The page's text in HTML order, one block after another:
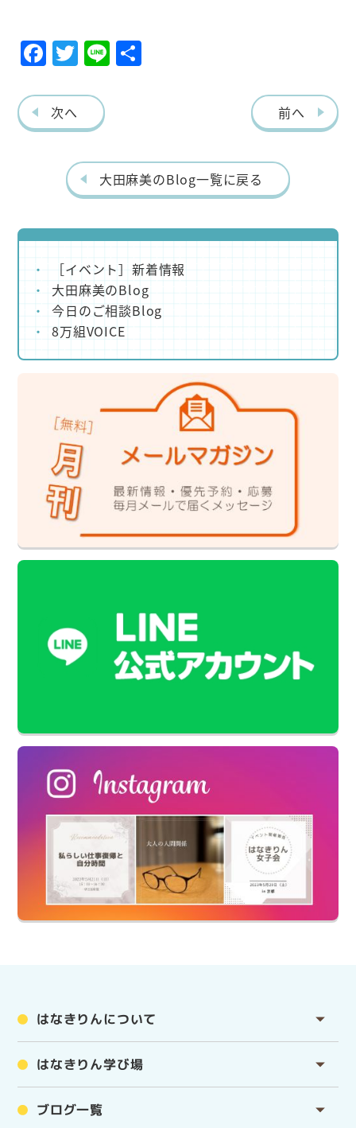
F
eb
o
T
itt
er
Li
次へ 前へ
大田麻美のBlog一覧に戻る
［イベント］新着情報
大田麻美のBlog
今日のご相談Blog
8万組VOICE
はなきりんについて
はなきりん学び場
ブログ一覧